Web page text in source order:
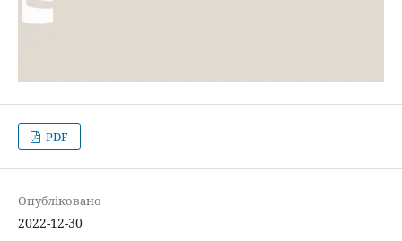
PDF
Опубліковано
2022-12-30